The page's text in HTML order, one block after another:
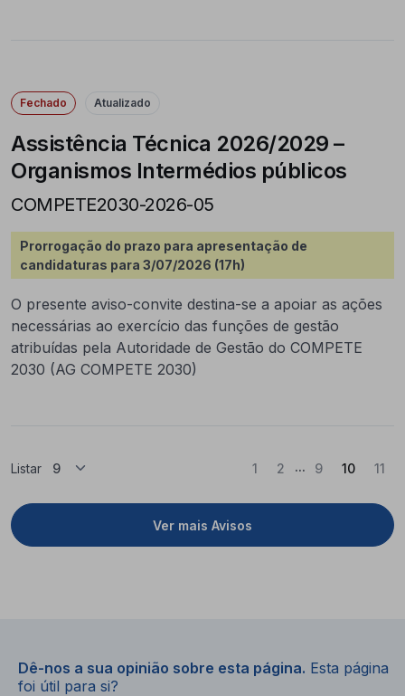
Fechado Atualizado
Assistência Técnica 2026/2029 –
Organismos Intermédios públicos
COMPETE2030-2026-05
Prorrogação do prazo para apresentação de
candidaturas para 3/07/2026 (17h)
O presente aviso-convite destina-se a apoiar as ações
necessárias ao exercício das funções de gestão
atribuídas pela Autoridade de Gestão do COMPETE
2030 (AG COMPETE 2030)
Listar
Ver mais Avisos
1 2 ... 9 10(Atual)
11
Dê-nos a sua opinião sobre esta página. Esta página
foi útil para si?